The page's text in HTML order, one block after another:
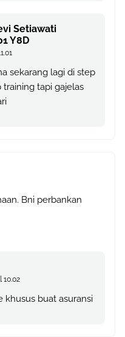
Setiawati
Y8D
sekarang lagi di step
tapi gajelas
Bni perbankan
10.02
khusus buat asuransi